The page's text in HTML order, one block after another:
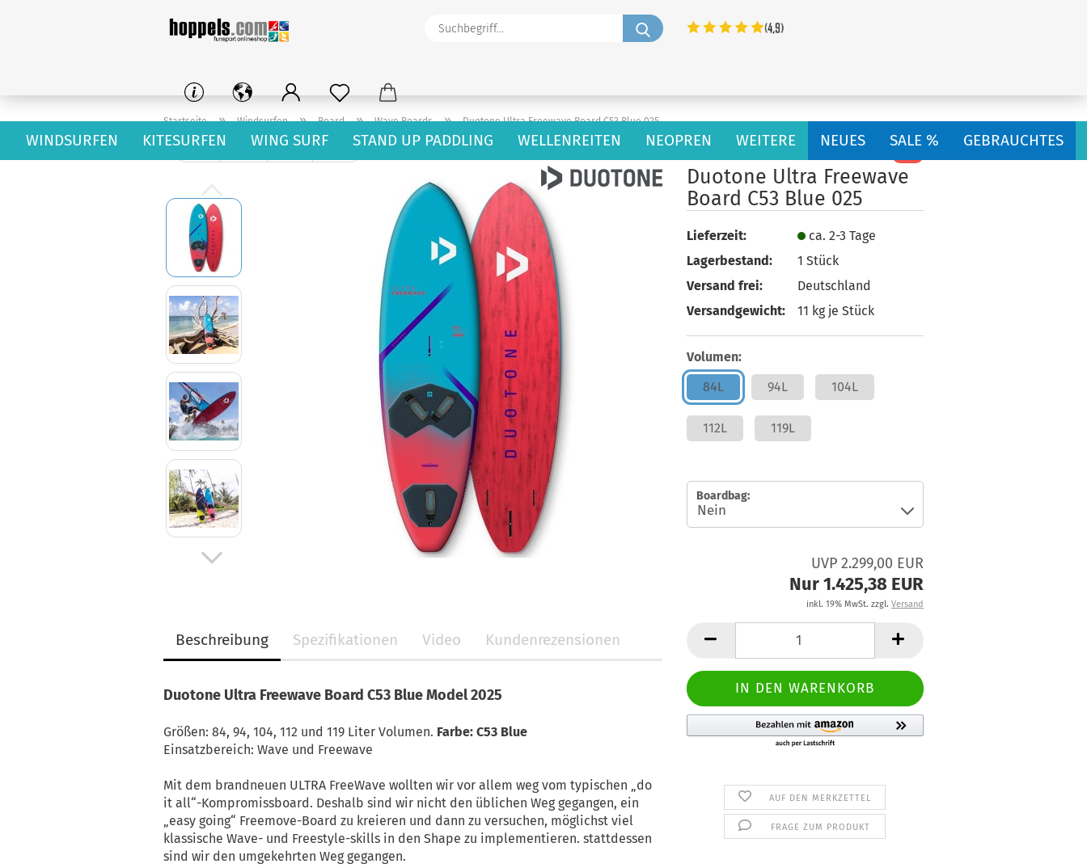
Suchbegriff...
WINDSURFEN KITESURFEN WING SURF STAND UP PADDLING WELLENREITEN NEOPREN NEUES SALE % GEBRAUCHTES
WEITERE
Startseite » Windsurfen » Board » Wave Boards » Duotone Ultra Freewave Board C53 Blue 025
Duotone Ultra Freewave
Board C53 Blue 025
Lieferzeit:
ca. 2-3 Tage
Lagerbestand:
1 Stück
Versand frei:
Deutschland
Versandgewicht:
11 kg je Stück
Volumen:
84L
94L 104L
112L 119L
Boardbag:
UVP 2.299,00 EUR
Nur 1.425,38 EUR
inkl. 19% MwSt. zzgl. Versand
AUF DEN MERKZETTEL
FRAGE ZUM PRODUKT
Beschreibung Spezifikationen Video Kundenrezensionen
Duotone Ultra Freewave Board C53 Blue Model 2025
Größen: 84, 94, 104, 112 und 119 Liter Volumen. Farbe: C53 Blue
Einsatzbereich: Wave und Freewave
Mit dem brandneuen ULTRA FreeWave wollten wir vor allem weg vom typischen „do
it all“-Kompromissboard. Deshalb sind wir nicht den üblichen Weg gegangen, ein
„easy going“ Freemove-Board zu kreieren und dann zu versuchen, möglichst viel
klassische Wave- und Freestyle-skills in den Shape zu implementieren. stattdessen
sind wir den umgekehrten Weg gegangen.